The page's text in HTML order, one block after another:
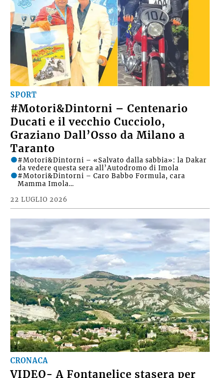
SPORT
#Motori&Dintorni – Centenario
Ducati e il vecchio Cucciolo,
Graziano Dall’Osso da Milano a
Taranto
22 LUGLIO 2026
#Motori&Dintorni – «Salvato dalla sabbia»: la Dakar
da vedere questa sera all’Autodromo di Imola
#Motori&Dintorni – Caro Babbo Formula, cara
Mamma Imola…
CRONACA
VIDEO- A Fontanelice stasera per